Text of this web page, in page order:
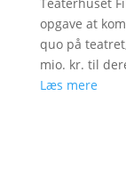
Teaterhuset
opgave at
quo på
mio. kr. til
Læs mere